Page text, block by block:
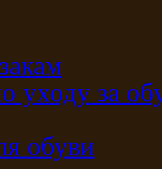
уходу за
обуви